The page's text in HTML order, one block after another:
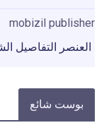
mobizil publisher
بوست شائع